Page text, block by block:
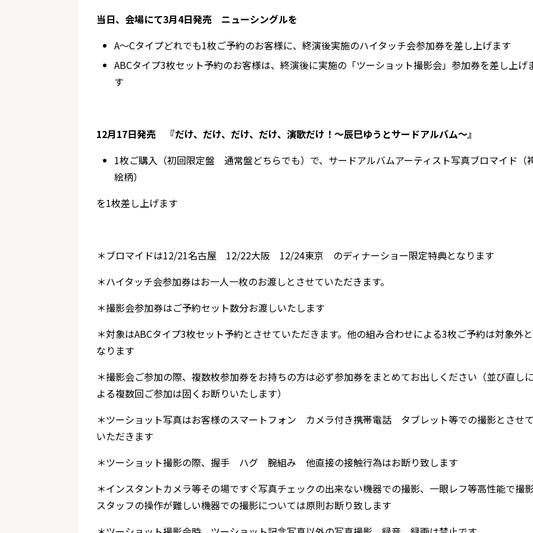
当日、会場にて3月4日発売 ニューシングルを
A～Cタイプどれでも1枚ご予約のお客様に、終演後実施のハイタッチ会参加券を差し上げます
ABCタイプ3枚セット予約のお客様は、終演後に実施の「ツーショット撮影会」参加券を差し上げ
す
12月17日発売 『だけ、だけ、だけ、だけ、演歌だけ！～辰巳ゆうとサードアルバム～』
1枚ご購入（初回限定盤 通常盤どちらでも）で、サードアルバムアーティスト写真ブロマイド（
絵柄）
を1枚差し上げます
＊ブロマイドは12/21名古屋 12/22大阪 12/24東京 のディナーショー限定特典となります
＊ハイタッチ会参加券はお一人一枚のお渡しとさせていただきます。
＊撮影会参加券はご予約セット数分お渡しいたします
＊対象はABCタイプ3枚セット予約とさせていただきます。他の組み合わせによる3枚ご予約は対象外と
なります
＊撮影会ご参加の際、複数枚参加券をお持ちの方は必ず参加券をまとめてお出しください（並び直し
よる複数回ご参加は固くお断りいたします）
＊ツーショット写真はお客様のスマートフォン カメラ付き携帯電話 タブレット等での撮影とさせ
いただきます
＊ツーショット撮影の際、握手 ハグ 腕組み 他直接の接触行為はお断り致します
＊インスタントカメラ等その場ですぐ写真チェックの出来ない機器での撮影、一眼レフ等高性能で撮
スタッフの操作が難しい機器での撮影については原則お断り致します